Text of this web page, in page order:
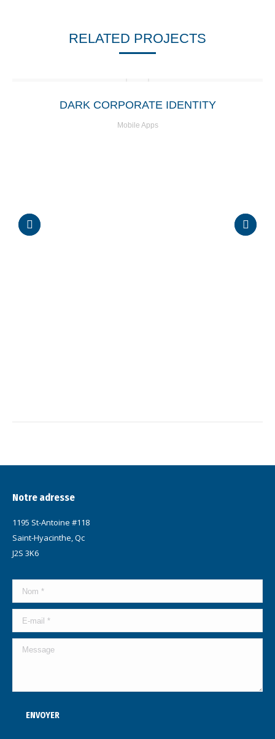
RELATED PROJECTS
DARK CORPORATE IDENTITY
Mobile Apps
Notre adresse
1195 St-Antoine #118
Saint-Hyacinthe, Qc
J2S 3K6
Nom *
E-mail *
Message
ENVOYER